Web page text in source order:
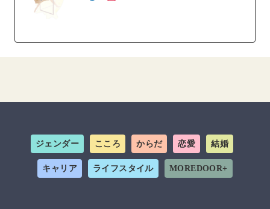
ジェンダー こころ からだ 恋愛 結婚
キャリア ライフスタイル MOREDOOR+